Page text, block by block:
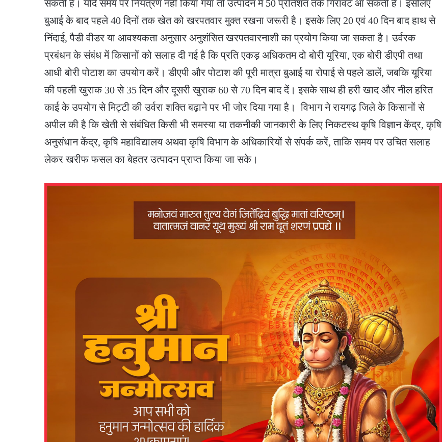
सकती है। यदि समय पर नियंत्रण नहीं किया गया तो उत्पादन में 50 प्रतिशत तक गिरावट आ सकती है। इसलिए
बुआई के बाद पहले 40 दिनों तक खेत को खरपतवार मुक्त रखना जरूरी है। इसके लिए 20 एवं 40 दिन बाद हाथ से
निंदाई, पैडी वीडर या आवश्यकता अनुसार अनुशंसित खरपतवारनाशी का प्रयोग किया जा सकता है। उर्वरक
प्रबंधन के संबंध में किसानों को सलाह दी गई है कि प्रति एकड़ अधिकतम दो बोरी यूरिया, एक बोरी डीएपी तथा
आधी बोरी पोटाश का उपयोग करें। डीएपी और पोटाश की पूरी मात्रा बुआई या रोपाई से पहले डालें, जबकि यूरिया
की पहली खुराक 30 से 35 दिन और दूसरी खुराक 60 से 70 दिन बाद दें। इसके साथ ही हरी खाद और नील हरित
काई के उपयोग से मिट्टी की उर्वरा शक्ति बढ़ाने पर भी जोर दिया गया है। विभाग ने रायगढ़ जिले के किसानों से
अपील की है कि खेती से संबंधित किसी भी समस्या या तकनीकी जानकारी के लिए निकटस्थ कृषि विज्ञान केंद्र, कृषि
अनुसंधान केंद्र, कृषि महाविद्यालय अथवा कृषि विभाग के अधिकारियों से संपर्क करें, ताकि समय पर उचित सलाह
लेकर खरीफ फसल का बेहतर उत्पादन प्राप्त किया जा सके।